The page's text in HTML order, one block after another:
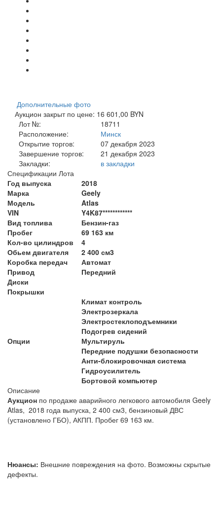
Дополнительные фото
Аукцион закрыт по цене: 16 601,00 BYN
Лот №:
18711
Расположение:
Минск
Открытие торгов:
07 декабря 2023
Завершение торгов:
21 декабря 2023
Закладки:
в закладки
Спецификации Лота
Год выпуска
2018
Марка
Geely
Модель
Atlas
VIN
Y4K87************
Вид топлива
Бензин-газ
Пробег
69 163 км
Кол-во цилиндров
4
Обьем двигателя
2 400 см3
Коробка передач
Автомат
Привод
Передний
Диски
Покрышки
Опции
Климат контроль
Электрозеркала
Электростеклоподъемники
Подогрев сидений
Мультируль
Передние подушки безопасности
Анти-блокировочная система
Гидроусилитель
Бортовой компьютер
Описание
Аукцион по продаже аварийного легкового автомобиля Geely
Atlas, 2018 года выпуска, 2 400 см3, бензиновый ДВС
(установлено ГБО), АКПП. Пробег 69 163 км.
Нюансы: Внешние повреждения на фото. Возможны скрытые
дефекты.